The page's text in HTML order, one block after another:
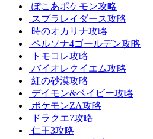
ぽこあポケモン攻略
スプラレイダース攻略
時のオカリナ攻略
ペルソナ4ゴールデン攻略
トモコレ攻略
バイオレクイエム攻略
紅の砂漠攻略
デイモン&ベイビー攻略
ポケモンZA攻略
ドラクエ7攻略
仁王3攻略